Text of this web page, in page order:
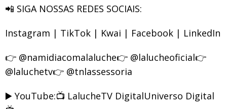
📲 SIGA NOSSAS REDES SOCIAIS:
Instagram | TikTok | Kwai | Facebook | LinkedIn
👉 @namidiacomalaluche👉 @lalucheoficial👉
@laluchetv👉 @tnlassessoria
▶️ YouTube:📺 LalucheTV DigitalUniverso Digital